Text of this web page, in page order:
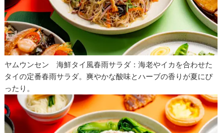
ヤムウンセン 海鮮タイ風春雨サラダ：海老やイカを合わせた
タイの定番春雨サラダ。爽やかな酸味とハーブの香りが夏にぴ
ったり。